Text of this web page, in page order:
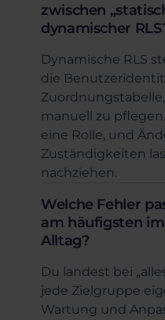
zwischen
dynamischer
Dynamische RLS
die
manuell zu
eine Rolle, und
Zuständigkeiten
nachziehen.
Welche Fehler
am häufigsten
Alltag?
Du landest bei
jede Zielgruppe
Wartung und